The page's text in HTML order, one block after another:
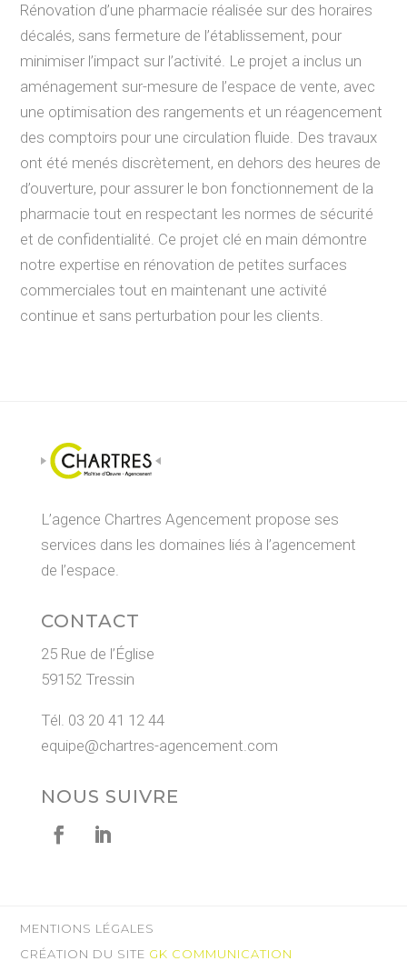
Rénovation d’une pharmacie réalisée sur des horaires
décalés, sans fermeture de l’établissement, pour
minimiser l’impact sur l’activité. Le projet a inclus un
aménagement sur-mesure de l’espace de vente, avec
une optimisation des rangements et un réagencement
des comptoirs pour une circulation fluide. Des travaux
ont été menés discrètement, en dehors des heures de
d’ouverture, pour assurer le bon fonctionnement de la
pharmacie tout en respectant les normes de sécurité
et de confidentialité. Ce projet clé en main démontre
notre expertise en rénovation de petites surfaces
commerciales tout en maintenant une activité
continue et sans perturbation pour les clients.
L’agence Chartres Agencement propose ses
services dans les domaines liés à l’agencement
de l’espace.
CONTACT
25 Rue de l’Église
59152 Tressin
Tél. 03 20 41 12 44
equipe@chartres-agencement.com
NOUS SUIVRE
MENTIONS LÉGALES
CRÉATION DU SITE GK COMMUNICATION